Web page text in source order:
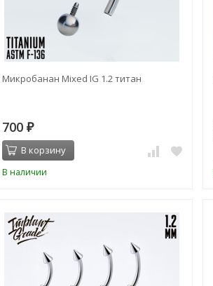
Микробанан Mixed IG 1.2 титан
700 ₽
В корзину
В наличии